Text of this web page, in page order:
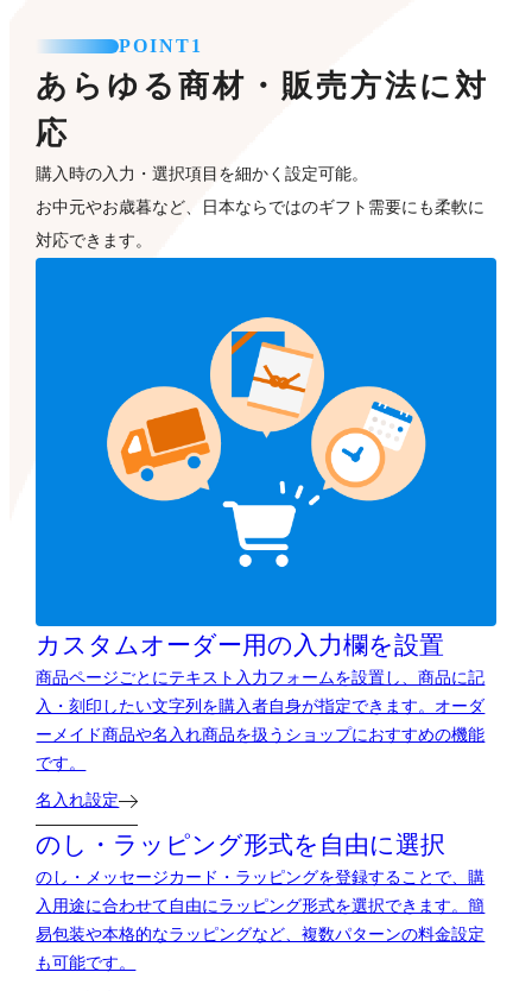
POINT1
あらゆる商材・販売方法に対
応
購入時の入力・選択項目を細かく設定可能。
お中元やお歳暮など、日本ならではのギフト需要にも柔軟に
対応できます。
カスタムオーダー用の 入力欄を設置
商品ページごとにテキスト入力フォームを設置し、商品に記
入・刻印したい文字列を購入者自身が指定できます。オーダ
ーメイド商品や名入れ商品を扱うショップにおすすめの機能
です。
名入れ設定
のし・ラッピング形式を自由に選択
のし・メッセージカード・ラッピングを登録することで、購
入用途に合わせて自由にラッピング形式を選択できます。簡
易包装や本格的なラッピングなど、複数パターンの料金設定
も可能です。